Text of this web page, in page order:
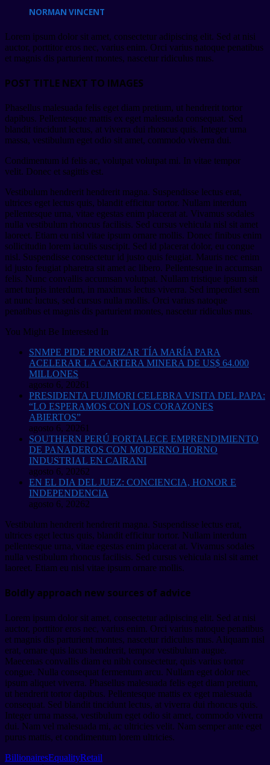
NORMAN VINCENT
Lorem ipsum dolor sit amet, consectetur adipiscing elit. Sed at nisi
auctor, porttitor eros nec, varius enim. Orci varius natoque penatibus
et magnis dis parturient montes, nascetur ridiculus mus.
POST TITLE NEXT TO IMAGES
Phasellus malesuada felis eget diam pretium, ut hendrerit tortor
dapibus. Pellentesque mattis ex eget malesuada consequat. Sed
blandit tincidunt lectus, at viverra dui rhoncus quis. Integer urna
massa, vestibulum eget odio sit amet, commodo viverra dui.
Condimentum id felis ac, volutpat volutpat mi. In vitae tempor
velit. Donec et sagittis est.
Vestibulum hendrerit hendrerit magna. Suspendisse lectus erat,
ultrices eget lectus quis, blandit efficitur tortor. Nullam interdum
pellentesque urna, vitae egestas enim placerat at. Vivamus sodales
nulla vestibulum rhoncus facilisis. Sed cursus vehicula nisl sit amet
laoreet. Etiam eu nisl vitae ipsum ornare mollis. Donec finibus enim
sollicitudin lorem iaculis suscipit. Sed id placerat dolor, eu congue
nisl. Suspendisse consectetur id justo quis feugiat. Mauris nec enim
id justo feugiat pharetra sit amet ac libero. Pellentesque in accumsan
felis. Nunc convallis accumsan volutpat. Nullam tristique ipsum sit
amet turpis interdum, in maximus lectus viverra. Sed imperdiet sem
at nunc luctus, sed cursus nulla mollis. Orci varius natoque
penatibus et magnis dis parturient montes, nascetur ridiculus mus.
You Might Be Interested In
SNMPE PIDE PRIORIZAR TÍA MARÍA PARA
ACELERAR LA CARTERA MINERA DE US$ 64.000
MILLONES
agosto 6, 20261
PRESIDENTA FUJIMORI CELEBRA VISITA DEL PAPA:
“LO ESPERAMOS CON LOS CORAZONES
ABIERTOS”
agosto 6, 20261
SOUTHERN PERÚ FORTALECE EMPRENDIMIENTO
DE PANADEROS CON MODERNO HORNO
INDUSTRIAL EN CAIRANI
agosto 6, 20262
EN EL DIA DEL JUEZ: CONCIENCIA, HONOR E
INDEPENDENCIA
agosto 6, 20262
Vestibulum hendrerit hendrerit magna. Suspendisse lectus erat,
ultrices eget lectus quis, blandit efficitur tortor. Nullam interdum
pellentesque urna, vitae egestas enim placerat at. Vivamus sodales
nulla vestibulum rhoncus facilisis. Sed cursus vehicula nisl sit amet
laoreet. Etiam eu nisl vitae ipsum ornare mollis.
Boldly approach new sources of advice
Lorem ipsum dolor sit amet, consectetur adipiscing elit. Sed at nisi
auctor, porttitor eros nec, varius enim. Orci varius natoque penatibus
et magnis dis parturient montes, nascetur ridiculus mus. Aliquam nisl
erat, ornare quis lacus hendrerit, tempor vestibulum augue.
Maecenas convallis diam eu nibh consectetur, quis varius tortor
congue. Nulla consequat fermentum arcu. Nullam eget dolor nec
ipsum aliquet viverra. Phasellus malesuada felis eget diam pretium,
ut hendrerit tortor dapibus. Pellentesque mattis ex eget malesuada
consequat. Sed blandit tincidunt lectus, at viverra dui rhoncus quis.
Integer urna massa, vestibulum eget odio sit amet, commodo viverra
dui. Nam vel malesuada mi, ac ultricies velit. Nam semper ante eget
purus mattis, et condimentum lorem ultricies.
BillionairesEqualityRetail